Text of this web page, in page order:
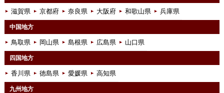
滋賀県 京都府 奈良県 大阪府 和歌山県 兵庫県
中国地方
鳥取県 岡山県 島根県 広島県 山口県
四国地方
香川県 徳島県 愛媛県 高知県
九州地方